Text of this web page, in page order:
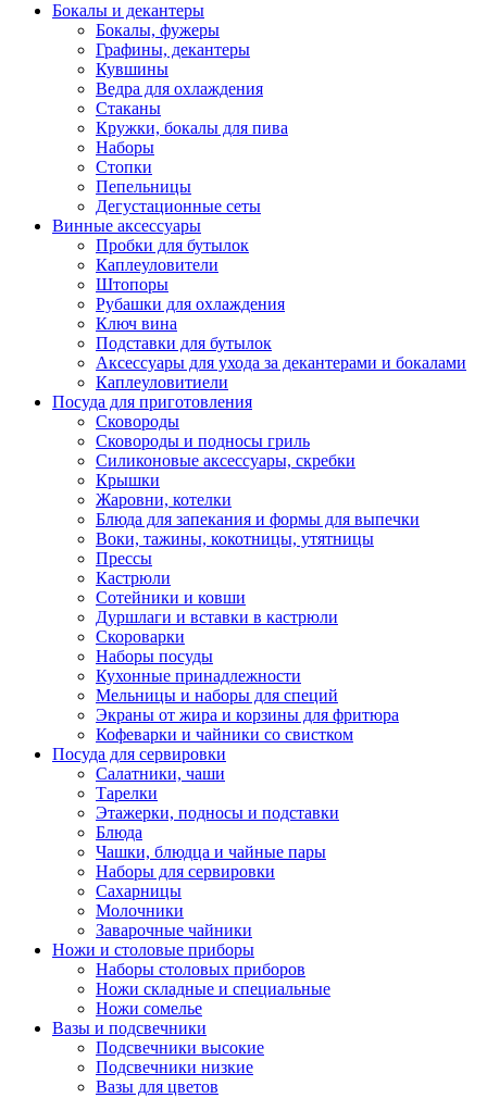
Бокалы и декантеры
Бокалы, фужеры
Графины, декантеры
Кувшины
Ведра для охлаждения
Стаканы
Кружки, бокалы для пива
Наборы
Стопки
Пепельницы
Дегустационные сеты
Винные аксессуары
Пробки для бутылок
Каплеуловители
Штопоры
Рубашки для охлаждения
Ключ вина
Подставки для бутылок
Аксессуары для ухода за декантерами и бокалами
Каплеуловитиели
Посуда для приготовления
Сковороды
Сковороды и подносы гриль
Силиконовые аксессуары, скребки
Крышки
Жаровни, котелки
Блюда для запекания и формы для выпечки
Воки, тажины, кокотницы, утятницы
Прессы
Кастрюли
Сотейники и ковши
Дуршлаги и вставки в кастрюли
Скороварки
Наборы посуды
Кухонные принадлежности
Мельницы и наборы для специй
Экраны от жира и корзины для фритюра
Кофеварки и чайники со свистком
Посуда для сервировки
Салатники, чаши
Тарелки
Этажерки, подносы и подставки
Блюда
Чашки, блюдца и чайные пары
Наборы для сервировки
Сахарницы
Молочники
Заварочные чайники
Ножи и столовые приборы
Наборы столовых приборов
Ножи складные и специальные
Ножи сомелье
Вазы и подсвечники
Подсвечники высокие
Подсвечники низкие
Вазы для цветов